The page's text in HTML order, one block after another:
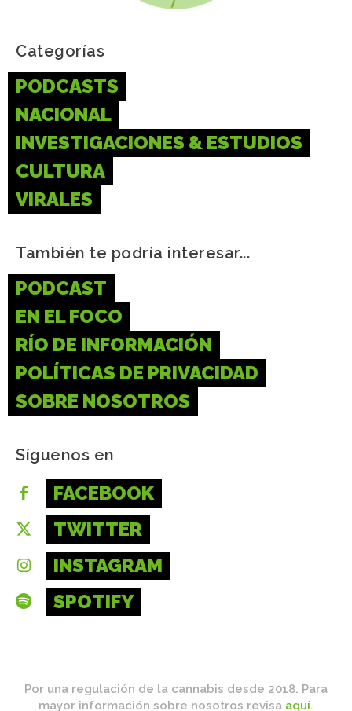
Categorías
PODCASTS
NACIONAL
INVESTIGACIONES & ESTUDIOS
CULTURA
VIRALES
También te podría interesar...
PODCAST
EN EL FOCO
RÍO DE INFORMACIÓN
POLÍTICAS DE PRIVACIDAD
SOBRE NOSOTROS
Síguenos en
FACEBOOK
TWITTER
INSTAGRAM
SPOTIFY
Por una regulación de la cannabis desde 2018. Para
mayor información sobre nosotros revisa aquí.